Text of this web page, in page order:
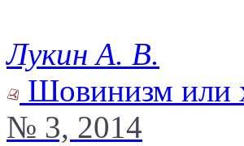
Лукин А. В.
Шовинизм или
№ 3, 2014